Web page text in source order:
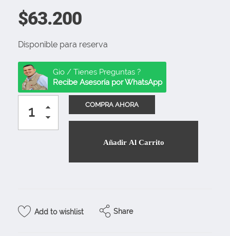
$63.200
Disponible para reserva
Gio / Tienes Preguntas ?
Recibe Asesoría por WhatsApp
Añadir Al Carrito
Add to wishlist Share